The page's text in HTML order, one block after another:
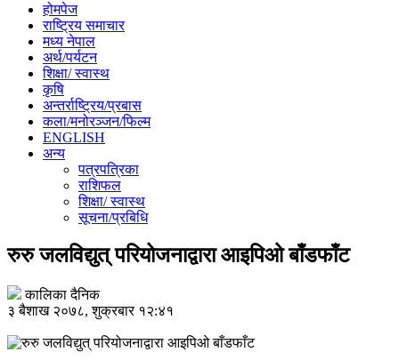
होमपेज
राष्ट्रिय समाचार
मध्य नेपाल
अर्थ/पर्यटन
शिक्षा/ स्वास्थ
कृषि
अन्तर्राष्ट्रिय/प्रबास
कला/मनोरञ्जन/फिल्म
ENGLISH
अन्य
पत्रपत्रिका
राशिफल
शिक्षा/ स्वास्थ
सूचना/प्रबिधि
रुरु जलविद्युत् परियोजनाद्वारा आइपिओ बाँडफाँट
कालिका दैनिक
३ बैशाख २०७८, शुक्रबार १२:४१